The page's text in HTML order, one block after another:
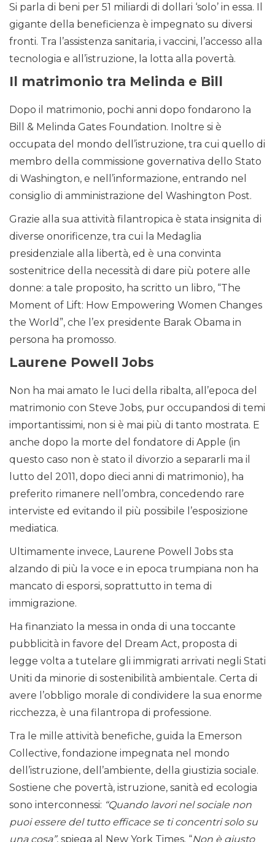
Si parla di beni per 51 miliardi di dollari ‘solo’ in essa. Il
gigante della beneficienza è impegnato su diversi
fronti. Tra l’assistenza sanitaria, i vaccini, l’accesso alla
tecnologia e all’istruzione, la lotta alla povertà.
Il matrimonio tra Melinda e Bill
Dopo il matrimonio, pochi anni dopo fondarono la
Bill & Melinda Gates Foundation. Inoltre si è
occupata del mondo dell’istruzione, tra cui quello di
membro della commissione governativa dello Stato
di Washington, e nell’informazione, entrando nel
consiglio di amministrazione del Washington Post.
Grazie alla sua attività filantropica è stata insignita di
diverse onorificenze, tra cui la Medaglia
presidenziale alla libertà, ed è una convinta
sostenitrice della necessità di dare più potere alle
donne: a tale proposito, ha scritto un libro, “The
Moment of Lift: How Empowering Women Changes
the World”, che l’ex presidente Barak Obama in
persona ha promosso.
Laurene Powell Jobs
Non ha mai amato le luci della ribalta, all’epoca del
matrimonio con Steve Jobs, pur occupandosi di temi
importantissimi, non si è mai più di tanto mostrata. E
anche dopo la morte del fondatore di Apple (in
questo caso non è stato il divorzio a separarli ma il
lutto del 2011, dopo dieci anni di matrimonio), ha
preferito rimanere nell’ombra, concedendo rare
interviste ed evitando il più possibile l’esposizione
mediatica.
Ultimamente invece, Laurene Powell Jobs sta
alzando di più la voce e in epoca trumpiana non ha
mancato di esporsi, soprattutto in tema di
immigrazione.
Ha finanziato la messa in onda di una toccante
pubblicità in favore del Dream Act, proposta di
legge volta a tutelare gli immigrati arrivati negli Stati
Uniti da minorie di sostenibilità ambientale. Certa di
avere l’obbligo morale di condividere la sua enorme
ricchezza, è una filantropa di professione.
Tra le mille attività benefiche, guida la Emerson
Collective, fondazione impegnata nel mondo
dell’istruzione, dell’ambiente, della giustizia sociale.
Sostiene che povertà, istruzione, sanità ed ecologia
sono interconnessi: “Quando lavori nel sociale non
puoi essere del tutto efficace se ti concentri solo su
una cosa”, spiega al New York Times. “Non è giusto